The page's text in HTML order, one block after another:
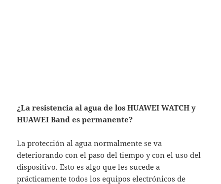
¿La resistencia al agua de los HUAWEI WATCH y
HUAWEI Band es permanente?
La protección al agua normalmente se va
deteriorando con el paso del tiempo y con el uso del
dispositivo. Esto es algo que les sucede a
prácticamente todos los equipos electrónicos de